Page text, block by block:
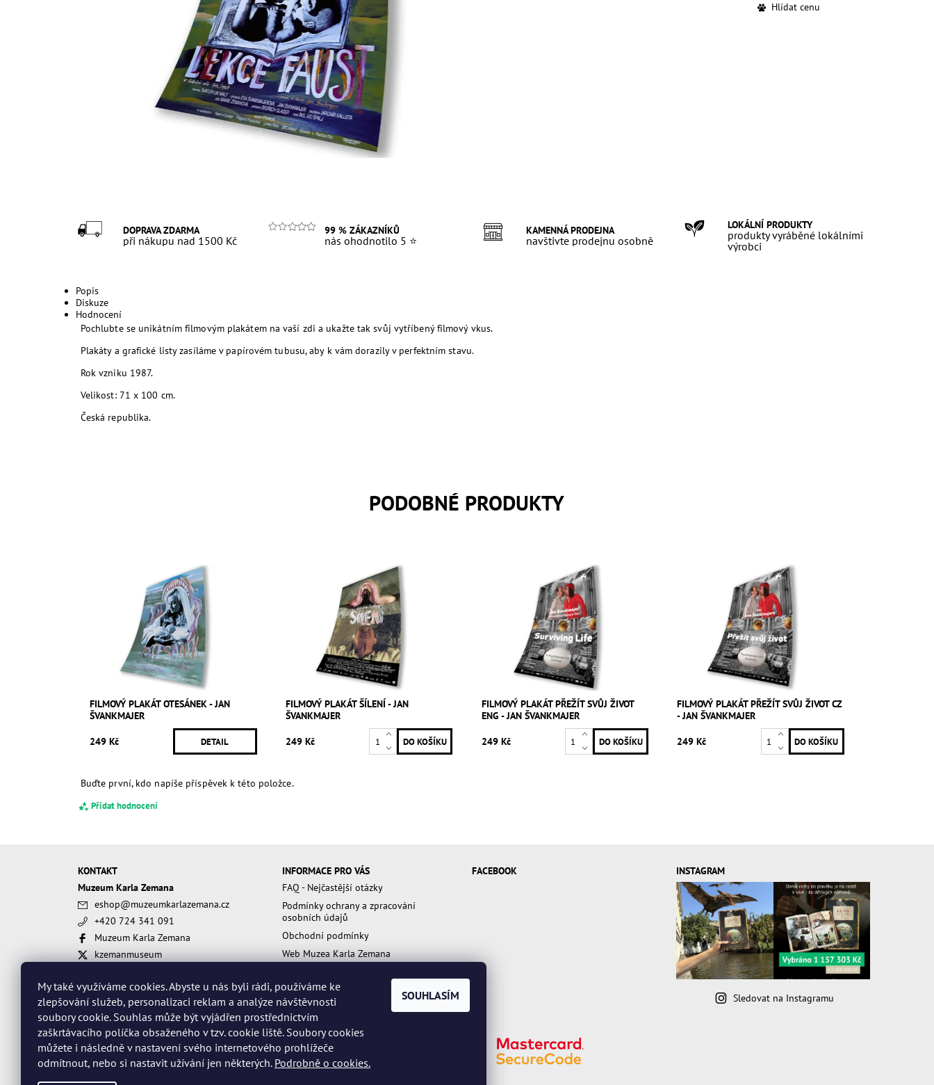
Hlídat cenu
DOPRAVA ZDARMA
při nákupu nad 1500 Kč
99 % ZÁKAZNÍKŮ
nás ohodnotilo 5 ⭐
KAMENNÁ PRODEJNA
navštivte prodejnu osobně
LOKÁLNÍ PRODUKTY
produkty vyráběné lokálními
výrobci
Popis
Diskuze
Hodnocení
Pochlubte se unikátním filmovým plakátem na vaší zdi a ukažte tak svůj vytříbený filmový vkus.
Plakáty a grafické listy zasíláme v papírovém tubusu, aby k vám dorazily v perfektním stavu.
Rok vzniku 1987.
Velikost: 71 x 100 cm.
Česká republika.
PODOBNÉ PRODUKTY
FILMOVÝ PLAKÁT OTESÁNEK - JAN
ŠVANKMAJER
249 Kč DETAIL
FILMOVÝ PLAKÁT ŠÍLENÍ - JAN
ŠVANKMAJER
249 Kč
FILMOVÝ PLAKÁT PŘEŽÍT SVŮJ ŽIVOT
ENG - JAN ŠVANKMAJER
249 Kč
FILMOVÝ PLAKÁT PŘEŽÍT SVŮJ ŽIVOT CZ
- JAN ŠVANKMAJER
249 Kč
Buďte první, kdo napíše příspěvek k této položce.
Přidat hodnocení
Souhlasím sObchodními podmínkamia Podmínkami ochrany a zpracování osobních údajů.
KONTAKT
Muzeum Karla Zemana
eshop@muzeumkarlazemana.cz
+420 724 341 091
Muzeum Karla Zemana
kzemanmuseum
INFORMACE PRO VÁS
FAQ - Nejčastější otázky
Podmínky ochrany a zpracování
osobních údajů
Obchodní podmínky
Web Muzea Karla Zemana
FACEBOOK INSTAGRAM
Sledovat na Instagramu
My také využíváme cookies. Abyste u nás byli rádi, používáme ke
zlepšování služeb, personalizaci reklam a analýze návštěvnosti
soubory cookie. Souhlas může být vyjádřen prostřednictvím
zaškrtávacího políčka obsaženého v tzv. cookie liště. Soubory cookies
můžete i následně v nastavení svého internetového prohlížeče
odmítnout, nebo si nastavit užívání jen některých. Podrobně o cookies.
SOUHLASÍM